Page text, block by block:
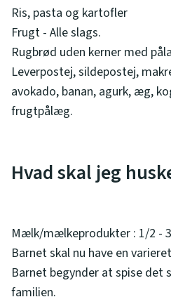
Ris, pasta og kartofler
Frugt - Alle slags.
Rugbrød uden kerner med
Leverpostej, sildepostej,
avokado, banan, agurk, æg,
frugtpålæg.
Hvad skal jeg
Mælk/mælkeprodukter : 1/2 -
Barnet skal nu have en
Barnet begynder at spise det
familien.